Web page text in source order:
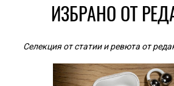
ИЗБРАНО ОТ
Селекция от статии и ревюта от